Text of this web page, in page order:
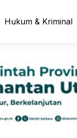
Hukum & Kriminal